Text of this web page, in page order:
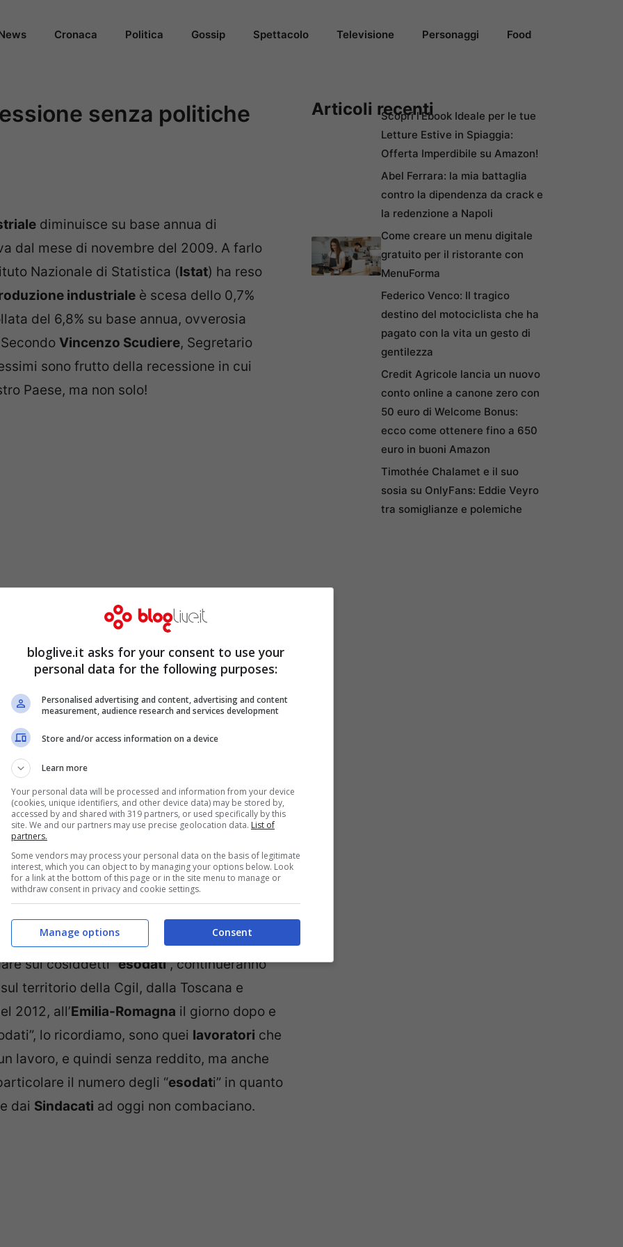
Cronaca Politica Gossip Spettacolo Televisione Personaggi Food
senza politiche
diminuisce su base annua di
dal mese di novembre del 2009. A farlo
Nazionale di Statistica (Istat) ha reso
industriale è scesa dello 0,7%
del 6,8% su base annua, ovverosia
Vincenzo Scudiere, Segretario
sono frutto della recessione in cui
Paese, ma non solo!
della Cgil, infatti, ilSegretario
anche i ritardi nel mettere a punto
Con la conseguenza che non si può
annunci
colpito la platea più vasta dei contribuenti,
sui cosiddetti “esodati“, continueranno
territorio della Cgil, dalla Toscana e
2012, all’Emilia-Romagna il giorno dopo e
lo ricordiamo, sono quei lavoratori che
lavoro, e quindi senza reddito, ma anche
il numero degli “esodati” in quanto
dai Sindacati ad oggi non combaciano.
Articoli recentiScopri l’Ebook Ideale per le tue
Letture Estive in Spiaggia:
Offerta Imperdibile su Amazon!
Abel Ferrara: la mia battaglia
contro la dipendenza da crack e
la redenzione a Napoli
Come creare un menu digitale
gratuito per il ristorante con
MenuForma
Federico Venco: Il tragico
destino del motociclista che ha
pagato con la vita un gesto di
gentilezza
Credit Agricole lancia un nuovo
conto online a canone zero con
50 euro di Welcome Bonus:
ecco come ottenere fino a 650
euro in buoni Amazon
Timothée Chalamet e il suo
sosia su OnlyFans: Eddie Veyro
tra somiglianze e polemiche
bloglive.it asks for your consent to use your
personal data for the following purposes:
Personalised advertising and content, advertising and content
measurement, audience research and services development
Store and/or access information on a device
Learn more
Your personal data will be processed and information from your device
(cookies, unique identifiers, and other device data) may be stored by,
accessed by and shared with 319 partners, or used specifically by this
site. We and our partners may use precise geolocation data. List of
partners.
Some vendors may process your personal data on the basis of legitimate
interest, which you can object to by managing your options below. Look
for a link at the bottom of this page or in the site menu to manage or
withdraw consent in privacy and cookie settings.
Consent
Manage options